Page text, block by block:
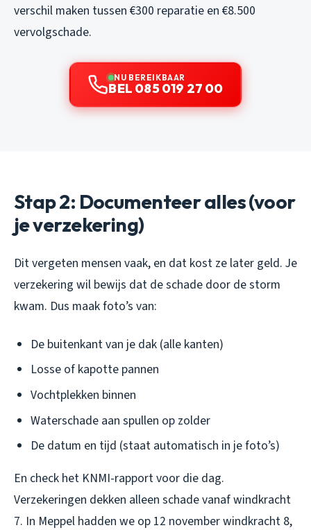
verschil maken tussen €300 reparatie en €8.500
vervolgschade.
NU BEREIKBAAR
BEL 085 019 27 00
Stap 2: Documenteer alles (voor
je verzekering)
Dit vergeten mensen vaak, en dat kost ze later geld. Je
verzekering wil bewijs dat de schade door de storm
kwam. Dus maak foto’s van:
De buitenkant van je dak (alle kanten)
Losse of kapotte pannen
Vochtplekken binnen
Waterschade aan spullen op zolder
De datum en tijd (staat automatisch in je foto’s)
En check het KNMI-rapport voor die dag.
Verzekeringen dekken alleen schade vanaf windkracht
7. In Meppel hadden we op 12 november windkracht 8,